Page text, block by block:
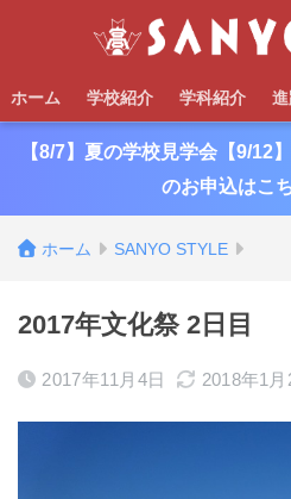
ホーム 学校紹介 学科紹介
【8/7】夏の学校見学会【9/12
のお申込はこ
ホーム SANYO STYLE
2017年文化祭 2日目
2017年11月4日 2018年1月